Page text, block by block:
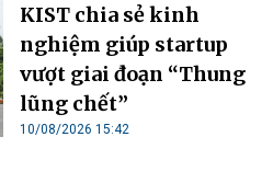
KIST chia sẻ kinh
nghiệm giúp startup
vượt giai đoạn “Thung
lũng chết”
10/08/2026 15:42